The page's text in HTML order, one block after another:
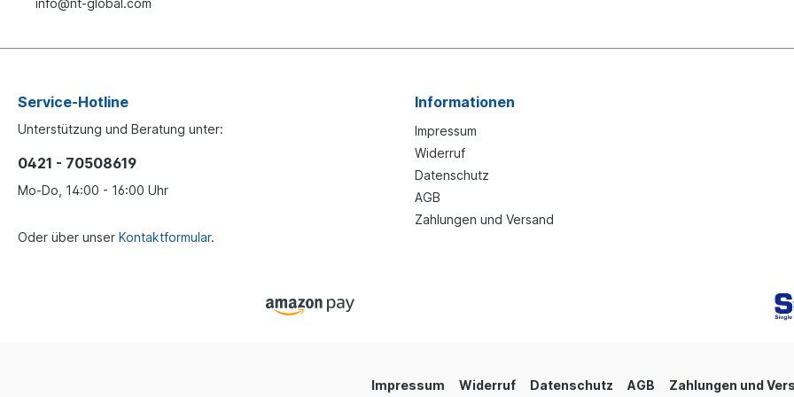
info@nt-global.com
Service-Hotline
Unterstützung und Beratung unter:
0421 - 70508619
Mo-Do, 14:00 - 16:00 Uhr
Oder über unser Kontaktformular.
Informationen
Impressum
Widerruf
Datenschutz
AGB
Zahlungen und Versand
Impressum Widerruf Datenschutz AGB Zahlungen und